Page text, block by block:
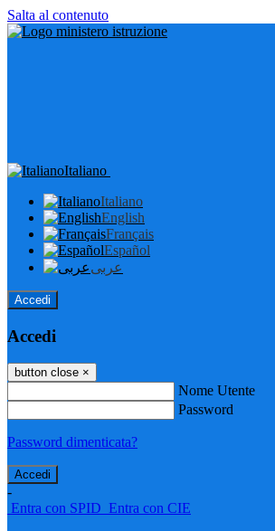
Salta al contenuto
Italiano
Italiano
English
Français
Español
عربى
Accedi
Accedi
button close ×
Nome Utente
Password
Password dimenticata?
-
Entra con SPID Entra con CIE